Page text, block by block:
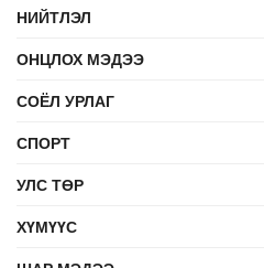
НИЙТЛЭЛ
ОНЦЛОХ МЭДЭЭ
СОЁЛ УРЛАГ
СПОРТ
УЛС ТӨР
ХҮМҮҮС